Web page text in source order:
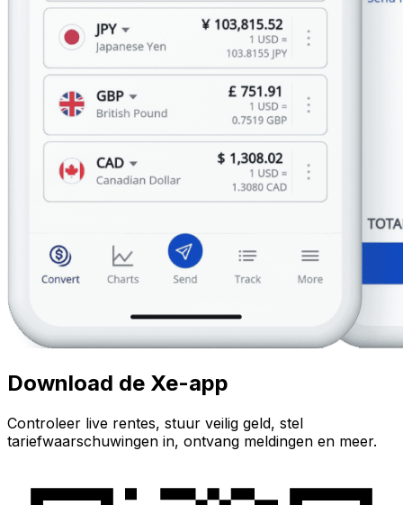
Download de Xe-app
Controleer live rentes, stuur veilig geld, stel
tariefwaarschuwingen in, ontvang meldingen en meer.